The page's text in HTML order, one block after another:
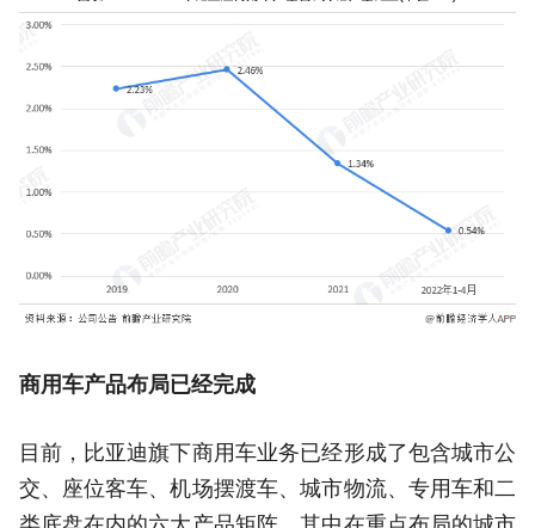
商用车产品布局已经完成
目前，比亚迪旗下商用车业务已经形成了包含城市公
交、座位客车、机场摆渡车、城市物流、专用车和二